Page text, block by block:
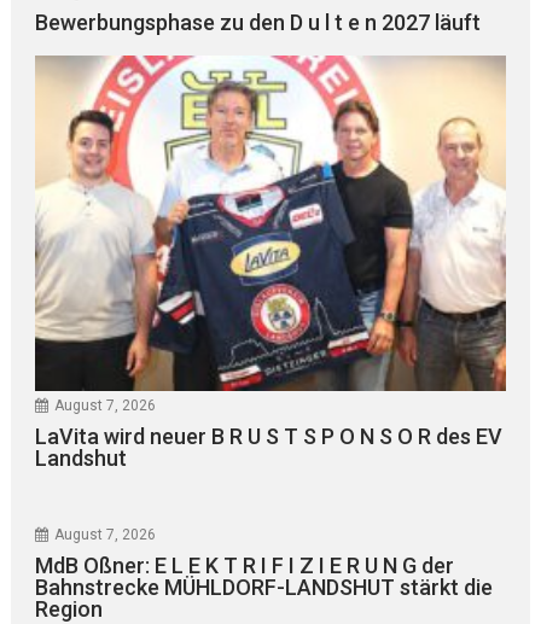
Bewerbungsphase zu den D u l t e n 2027 läuft
August 7, 2026
LaVita wird neuer B R U S T S P O N S O R des EV
Landshut
August 7, 2026
MdB Oßner: E L E K T R I F I Z I E R U N G der
Bahnstrecke MÜHLDORF-LANDSHUT stärkt die
Region